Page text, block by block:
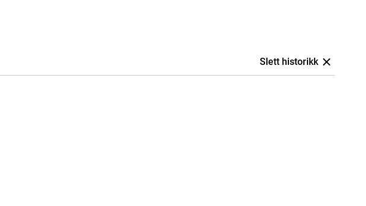
Slett historikk